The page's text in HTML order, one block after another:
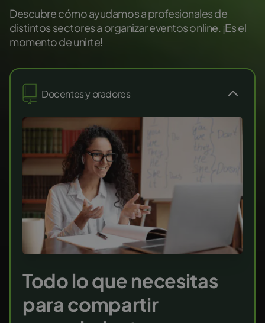
Descubre cómo ayudamos a profesionales de
distintos sectores a organizar eventos online. ¡Es el
momento de unirte!
Docentes y oradores
Todo lo que necesitas
para compartir